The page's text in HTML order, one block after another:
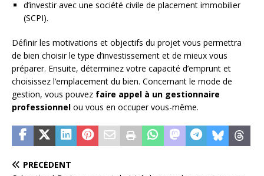
d’investir avec une société civile de placement immobilier
(SCPI).
Définir les motivations et objectifs du projet vous permettra
de bien choisir le type d’investissement et de mieux vous
préparer. Ensuite, déterminez votre capacité d’emprunt et
choisissez l’emplacement du bien. Concernant le mode de
gestion, vous pouvez faire appel à un gestionnaire
professionnel ou vous en occuper vous-même.
PRÉCÉDENT